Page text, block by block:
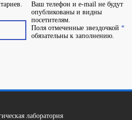
Ваш телефон и e-mail не будут
опубликованы и видны
посетителям.
Поля отмеченные звездочкой *
обязательны к заполнению.
лаборатория